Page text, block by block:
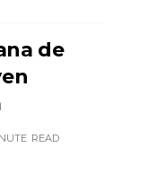
de
READ